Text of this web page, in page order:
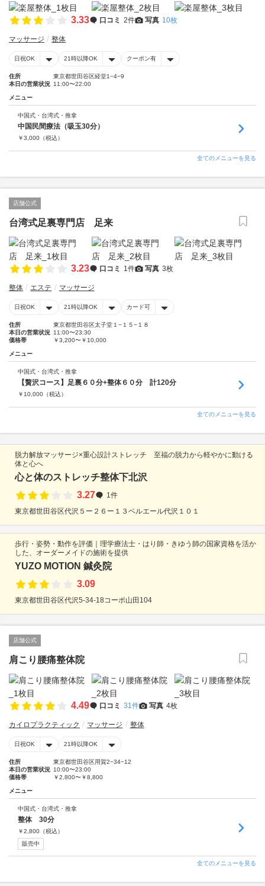
3.33 口コミ 2件 写真 10枚
マッサージ 整体
日祝OK 21時以降OK クーポン有
住所
東京都世田谷区経堂1−4−9
本日の営業状況 11:00〜22:00
メニュー
中国式・台湾式・推拿
中国民間療法（吸玉30分）
￥3,000 （税込）
全てのメニューを見る
店舗公式
台湾式足裏専門店 足来
3.23 口コミ 1件 写真 3枚
整体 エステ マッサージ
日祝OK 21時以降OK カード可
住所
東京都世田谷区太子堂１−１５−１８
本日の営業状況 11:00〜23:30
価格帯
￥3,200〜￥10,000
メニュー
中国式・台湾式・推拿
【贅沢コース】足裏６０分+整体６０分 計120分
￥ 10,000 （税込）
全てのメニューを見る
脱力解放マッサージ×重心設計ストレッチ 至福の脱力から軽やかに動ける
体と心へ
心と体のストレッチ整体下北沢
3.27
1件
東京都世田谷区代沢５ー２６ー１３ベルエール代沢１０１
歩行・姿勢・動作を評価｜理学療法士・はり師・きゆう師の国家資格を活か
した、オーダーメイドの施術を提供
YUZO MOTION 鍼灸院
3.09
東京都世田谷区代沢5-34-18コーポ山田104
店舗公式
肩こり腰痛整体院
4.49 口コミ 31件 写真 4枚
カイロプラクティック マッサージ 整体
日祝OK 21時以降OK
住所
東京都世田谷区用賀2−34−12
本日の営業状況 10:00〜23:00
価格帯
￥2,800〜￥8,800
メニュー
中国式・台湾式・推拿
整体 30分
￥2,800 （税込）
販売中
全てのメニューを見る